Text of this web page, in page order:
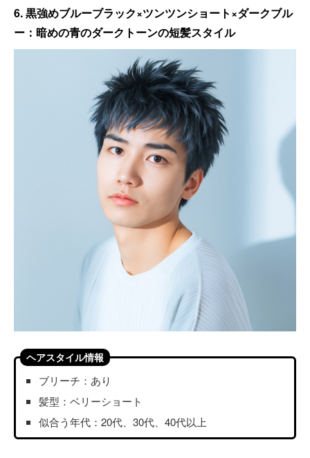
6. 黒強めブルーブラック×ツンツンショート×ダークブル
ー：暗めの青のダークトーンの短髪スタイル
ヘアスタイル情報
ブリーチ：あり
髪型：ベリーショート
似合う年代：20代、30代、40代以上